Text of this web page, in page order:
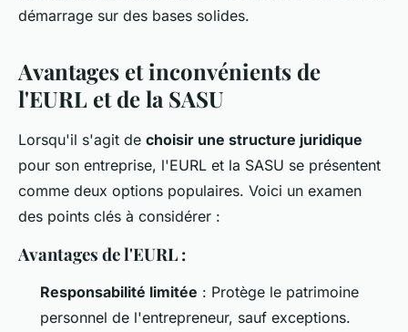
démarrage sur des bases solides.
Avantages et inconvénients de
l'EURL et de la SASU
Lorsqu'il s'agit de choisir une structure juridique
pour son entreprise, l'EURL et la SASU se présentent
comme deux options populaires. Voici un examen
des points clés à considérer :
Avantages de l'EURL :
Responsabilité limitée : Protège le patrimoine
personnel de l'entrepreneur, sauf exceptions.